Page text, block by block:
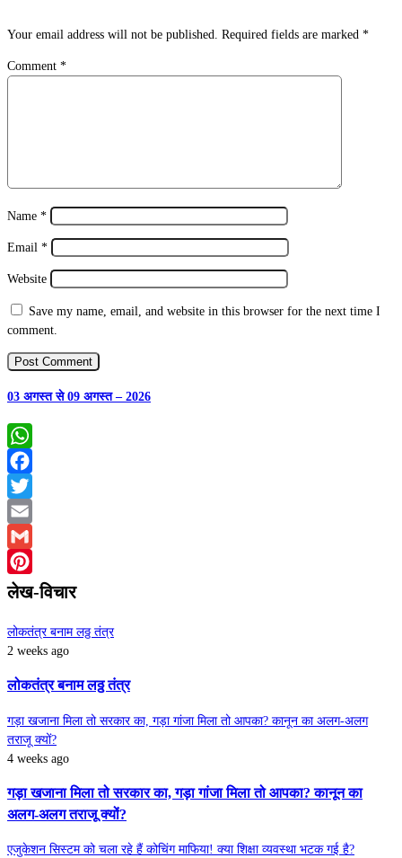
Your email address will not be published. Required fields are marked *
Comment *
Name *
Email *
Website
Save my name, email, and website in this browser for the next time I
comment.
03 अगस्त से 09 अगस्त – 2026
WhatsApp
Facebook
Twitter
Email
Gmail
Pinterest
लेख-विचार
लोकतंत्र बनाम लठ्ठ तंत्र
2 weeks ago
लोकतंत्र बनाम लठ्ठ तंत्र
गड़ा खजाना मिला तो सरकार का, गड़ा गांजा मिला तो आपका? कानून का अलग-अलग
तराजू क्यों?
4 weeks ago
गड़ा खजाना मिला तो सरकार का, गड़ा गांजा मिला तो आपका? कानून का
अलग-अलग तराजू क्यों?
एजुकेशन सिस्टम को चला रहे हैं कोचिंग माफिया! क्या शिक्षा व्यवस्था भटक गई है?